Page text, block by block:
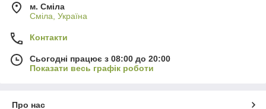
м. Сміла
Сміла, Україна
Контакти
Сьогодні працює з 08:00 до 20:00
Показати весь графік роботи
Про нас